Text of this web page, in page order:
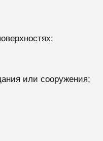
или сооружения;